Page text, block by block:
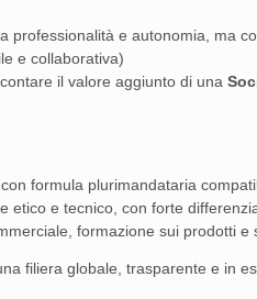
professionalità e autonomia, ma
e collaborativa)
il valore aggiunto di una
formula plurimandataria
etico e tecnico, con forte
formazione sui prodotti e
filiera globale, trasparente e in